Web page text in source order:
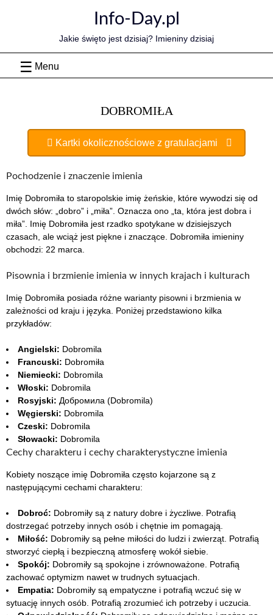
Info-Day.pl
Jakie święto jest dzisiaj? Imieniny dzisiaj
Menu
DOBROMIŁA
Kartki okolicznościowe z gratulacjami
Pochodzenie i znaczenie imienia
Imię Dobromiła to staropolskie imię żeńskie, które wywodzi się od
dwóch słów: „dobro” i „miła”. Oznacza ono „ta, która jest dobra i
miła”. Imię Dobromiła jest rzadko spotykane w dzisiejszych
czasach, ale wciąż jest piękne i znaczące. Dobromiła imieniny
obchodzi: 22 marca.
Pisownia i brzmienie imienia w innych krajach i kulturach
Imię Dobromiła posiada różne warianty pisowni i brzmienia w
zależności od kraju i języka. Poniżej przedstawiono kilka
przykładów:
Angielski: Dobromila
Francuski: Dobromiła
Niemiecki: Dobromila
Włoski: Dobromila
Rosyjski: Добромила (Dobromila)
Węgierski: Dobromila
Czeski: Dobromila
Słowacki: Dobromila
Cechy charakteru i cechy charakterystyczne imienia
Kobiety noszące imię Dobromiła często kojarzone są z
następującymi cechami charakteru:
Dobroć: Dobromiły są z natury dobre i życzliwe. Potrafią
dostrzegać potrzeby innych osób i chętnie im pomagają.
Miłość: Dobromiły są pełne miłości do ludzi i zwierząt. Potrafią
stworzyć ciepłą i bezpieczną atmosferę wokół siebie.
Spokój: Dobromiły są spokojne i zrównoważone. Potrafią
zachować optymizm nawet w trudnych sytuacjach.
Empatia: Dobromiły są empatyczne i potrafią wczuć się w
sytuację innych osób. Potrafią zrozumieć ich potrzeby i uczucia.